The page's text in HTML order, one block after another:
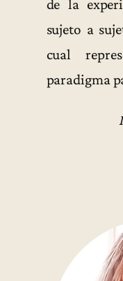
de la
sujeto a
cual
paradigma